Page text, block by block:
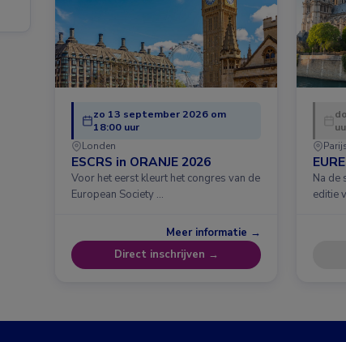
zo 13 september 2026 om
18:00 uur
Londen
ESCRS in ORANJE 2026
Voor het eerst kleurt het congres van de
European Society …
Meer informatie →
Direct inschrijven →
Na de
editie